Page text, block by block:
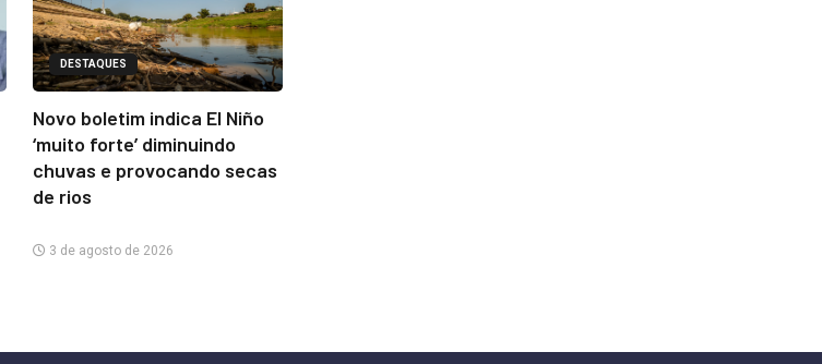
DESTAQUES
Novo boletim indica El Niño
‘muito forte’ diminuindo
chuvas e provocando secas
de rios
3 de agosto de 2026